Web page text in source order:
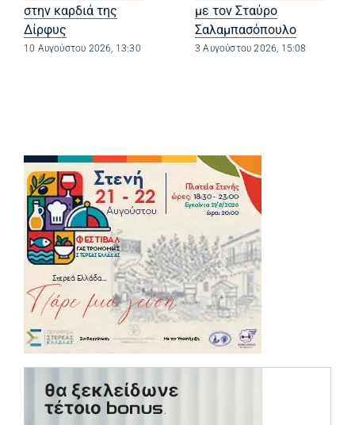
στην καρδιά της
Δίρφυς
10 Αυγούστου 2026, 13:30
με τον Σταύρο
Σαλαμπασόπουλο
3 Αυγούστου 2026, 15:08
(opens in a new tab)